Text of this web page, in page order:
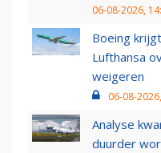
06-08-2026,
Boeing
Lufthansa
weigeren
06-08-
Analyse
duurder